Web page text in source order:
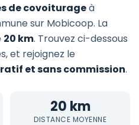
de covoiturageà
sur Mobicoop. La
20 km. Trouvez ci-dessous
et rejoignez le
et sans commission.
20 km
DISTANCE MOYENNE